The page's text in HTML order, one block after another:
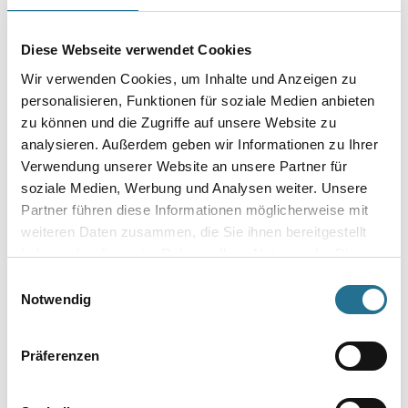
Diese Webseite verwendet Cookies
Wir verwenden Cookies, um Inhalte und Anzeigen zu
personalisieren, Funktionen für soziale Medien anbieten
zu können und die Zugriffe auf unsere Website zu
analysieren. Außerdem geben wir Informationen zu Ihrer
Verwendung unserer Website an unsere Partner für
soziale Medien, Werbung und Analysen weiter. Unsere
Partner führen diese Informationen möglicherweise mit
weiteren Daten zusammen, die Sie ihnen bereitgestellt
haben oder die sie im Rahmen Ihrer Nutzung der Dienste
Notwendig
Präferenzen
MPlus MultiVorstrich 10,0
kg EC1 Plus & Blauer
Engel NEU
8001-003349
Bitte einloggen, um Preise zu
sehen
MPlus MultiVorstrich 5,0 kg
EC1 Plus & Blauer Engel
NEU
8001-003350
Bitte einloggen, um Preise zu
sehen
PRODUKTEIGENSCHAFTEN
Produkteigenschaft